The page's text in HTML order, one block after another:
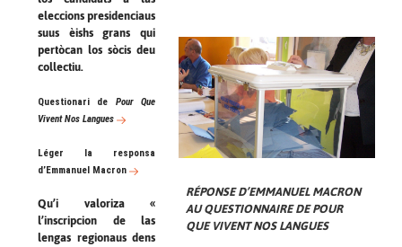
eleccions presidenciaus
suus èishs grans qui
pertòcan los sòcis deu
collectiu.
Questionari de Pour Que
Vivent Nos Langues
Léger la responsa
d’Emmanuel Macron
Qu’i valoriza «
l’inscripcion de las
lengas regionaus dens
RÉPONSE D’EMMANUEL MACRON
AU QUESTIONNAIRE DEPOUR
QUE VIVENT NOS LANGUES